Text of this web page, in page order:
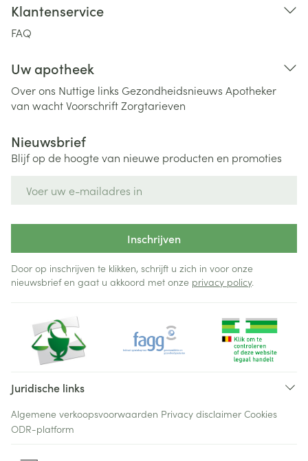
Klantenservice
FAQ
Uw apotheek
Over ons Nuttige links Gezondheidsnieuws Apotheker
van wachtVoorschriftZorgtarieven
Nieuwsbrief
Blijf op de hoogte van nieuwe producten en promoties
Inschrijven
Door op inschrijven te klikken, schrijft u zich in voor onze
nieuwsbrief en gaat u akkoord met onze privacy policy.
Juridische links
Algemene verkoopsvoorwaarden Privacy disclaimer Cookies
ODR-platform